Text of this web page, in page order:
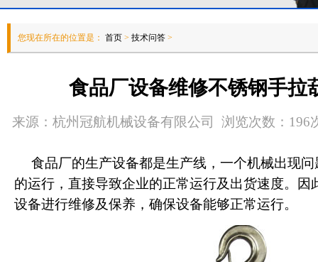
您现在所在的位置是： 首页 > 技术问答 >
食品厂设备维修不锈钢手拉
来源：杭州冠航机械设备有限公司 浏览次数：196
食品厂的生产设备都是生产线，一个机械出现
的运行，直接导致企业的正常运行及出货速度。因
设备进行维修及保养，确保设备能够正常运行。